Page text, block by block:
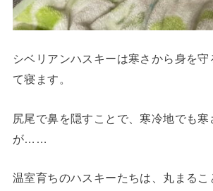
シベリアンハスキーは寒さから身を守
て寝ます。
尻尾で鼻を隠すことで、寒冷地でも寒
が……
温室育ちのハスキーたちは、丸まるこ